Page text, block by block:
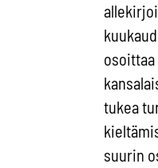
osoittaa
tukea
suurin